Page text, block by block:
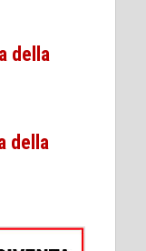
della
della